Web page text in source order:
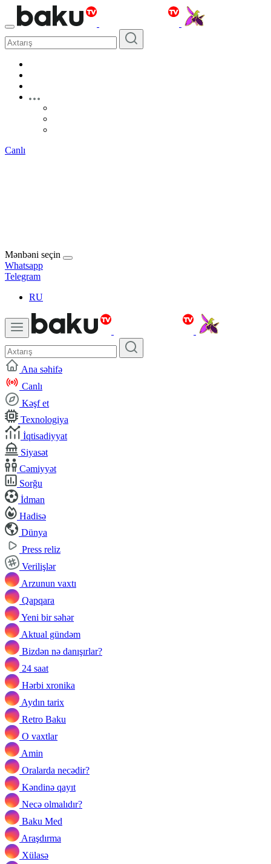
Canlı
Mənbəni seçin
Whatsapp
Telegram
RU
Ana səhifə
Canlı
Kəşf et
Texnologiya
İqtisadiyyat
Siyasət
Cəmiyyət
Sorğu
İdman
Hadisə
Dünya
Press reliz
Verilişlər
Arzunun vaxtı
Qapqara
Yeni bir səhər
Aktual gündəm
Bizdən nə danışırlar?
24 saat
Hərbi xronika
Aydın tarix
Retro Baku
O vaxtlar
Amin
Oralarda necədir?
Kəndinə qayıt
Necə olmalıdır?
Baku Med
Araşdırma
Xülasə